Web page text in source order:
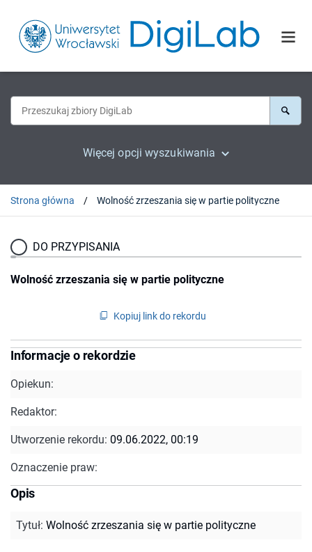
Więcej opcji wyszukiwania
Strona główna Wolność zrzeszania się w partie polityczne
DO PRZYPISANIA
Wolność zrzeszania się w partie polityczne
Kopiuj link do rekordu
Informacje o rekordzie
Opiekun:
Redaktor:
Utworzenie rekordu: 09.06.2022, 00:19
Oznaczenie praw:
Opis
Tytuł: Wolność zrzeszania się w partie polityczne